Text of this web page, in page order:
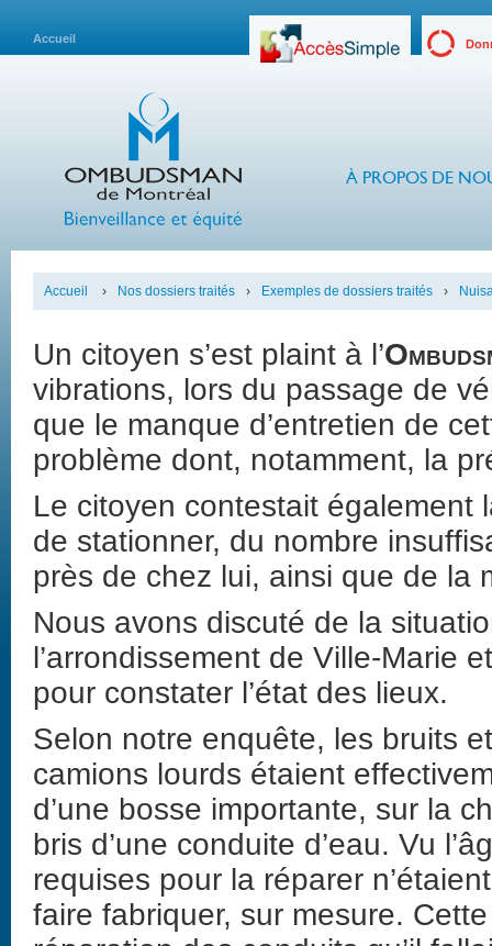
Accueil
À PROPOS DE
Accueil › Nos dossiers traités › Exemples de dossiers traités ›
Un citoyen s’est plaint à l’
vibrations, lors du passage de
que le manque d’entretien de
problème dont, notamment, la
Le citoyen contestait également
de stationner, du nombre
près de chez lui, ainsi que de la
Nous avons discuté de la
l’arrondissement de Ville-Marie
pour constater l’état des lieux.
Selon notre enquête, les bruits
camions lourds étaient
d’une bosse importante, sur la
bris d’une conduite d’eau. Vu
requises pour la réparer
faire fabriquer, sur mesure.